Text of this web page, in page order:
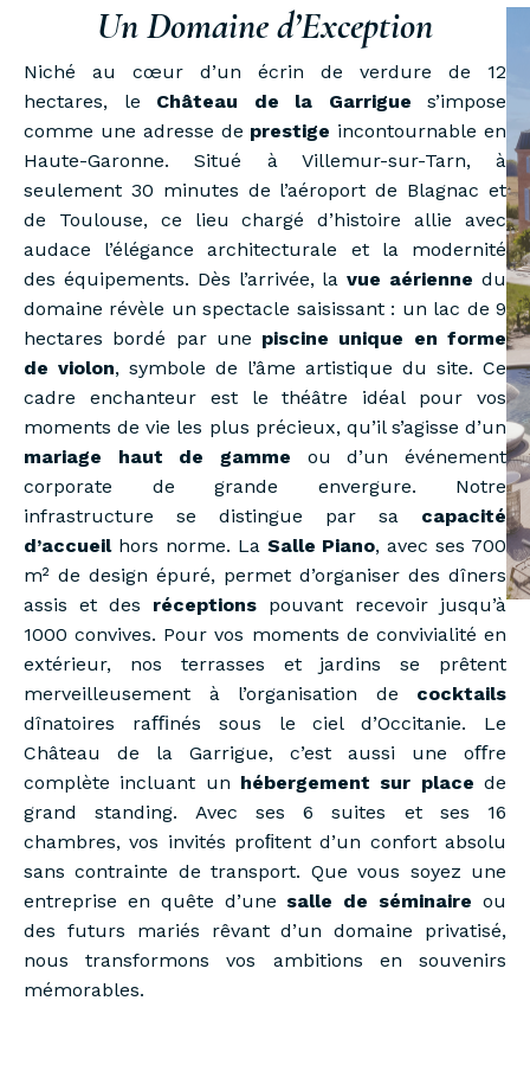
Un Domaine d’Exception
Niché au cœur d’un écrin de verdure de 12
hectares, le Château de la Garrigue s’impose
comme une adresse de prestige incontournable en
Haute-Garonne. Situé à Villemur-sur-Tarn, à
seulement 30 minutes de l’aéroport de Blagnac et
de Toulouse, ce lieu chargé d’histoire allie avec
audace l’élégance architecturale et la modernité
des équipements. Dès l’arrivée, lavue aérienne du
domaine révèle un spectacle saisissant : un lac de 9
hectares bordé par une piscine unique en forme
de violon, symbole de l’âme artistique du site. Ce
cadre enchanteur est le théâtre idéal pour vos
moments de vie les plus précieux, qu’il s’agisse d’un
mariage haut de gamme ou d’un événement
corporate de grande envergure. Notre
infrastructure se distingue par sa capacité
d’accueilhors norme. La Salle Piano, avec ses 700
m² de design épuré, permet d’organiser des dîners
assis et des réceptions pouvant recevoir jusqu’à
1000 convives. Pour vos moments de convivialité en
extérieur, nos terrasses et jardins se prêtent
merveilleusement à l’organisation de cocktails
dînatoires raﬃnés sous le ciel d’Occitanie. Le
Château de la Garrigue, c’est aussi une oﬀre
complète incluant un hébergement sur place de
grand standing. Avec ses 6 suites et ses 16
chambres, vos invités proﬁtent d’un confort absolu
sans contrainte de transport. Que vous soyez une
entreprise en quête d’une salle de séminaire ou
des futurs mariés rêvant d’un domaine privatisé,
nous transformons vos ambitions en souvenirs
mémorables.